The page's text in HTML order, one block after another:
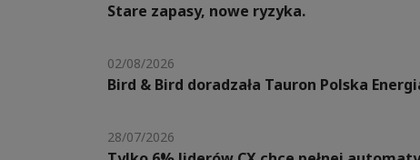
Stare zapasy, nowe ryzyka.
02/08/2026
Bird & Bird doradzała Tauron Polska
28/07/2026